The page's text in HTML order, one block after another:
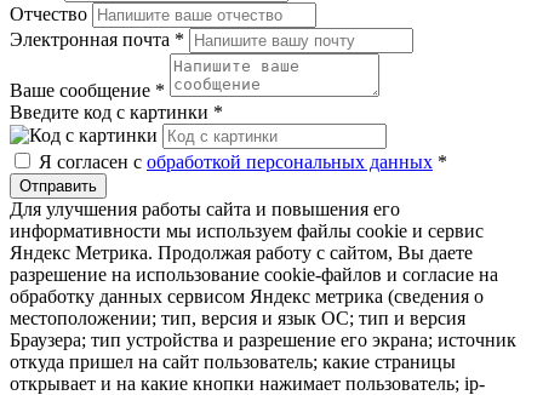
Отчество
Электронная почта *
Ваше сообщение *
Введите код с картинки *
Я согласен с обработкой персональных данных *
Отправить
Для улучшения работы сайта и повышения его
информативности мы используем файлы cookie и сервис
Яндекс Метрика. Продолжая работу с сайтом, Вы даете
разрешение на использование cookie-файлов и согласие на
обработку данных сервисом Яндекс метрика (сведения о
местоположении; тип, версия и язык ОС; тип и версия
Браузера; тип устройства и разрешение его экрана; источник
откуда пришел на сайт пользователь; какие страницы
открывает и на какие кнопки нажимает пользователь; ip-